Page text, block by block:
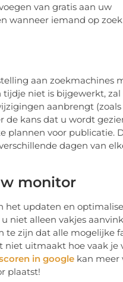
van gratis aan uw
wanneer iemand op
aan zoekmachines
tijdje niet is bijgewerkt,
aanbrengt
de kans dat u wordt
plannen voor publicatie.
dagen van
monitor
het updaten en
niet alleen vakjes
te zijn dat alle mogelijke
uitmaakt hoe vaak je
in google kan meer
plaatst!